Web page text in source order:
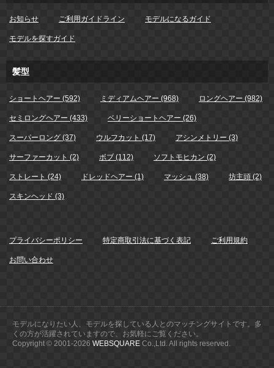
お知らせ ご利用ガイドライン モデルになるガイド
モデルを探すガイド
髪型
ショートヘアー (592) ミディアムヘアー (968) ロングヘアー (982)
セミロングヘアー (433) ベリーショートヘアー (26)
スーパーロング (37) ウルフカット (17) アシンメトリー (3)
サーファーカット (2) ボブ (112) ソフトモヒカン (2)
ストレート (24) ドレッドヘアー (1) マッシュ (38) 坊主頭 (2)
スキンヘッド (3)
プライバシーポリシー 特定商取引法に基づく表記 ご利用規約
お問い合わせ
モデルになりたい人、モデルを探している人とのマッチングサイトです。多
くの方が活躍されていますので、お気軽にご覧ください。
Copyright © 2001-2026 WEBSQUARE Co.,Ltd. All rights reserved.